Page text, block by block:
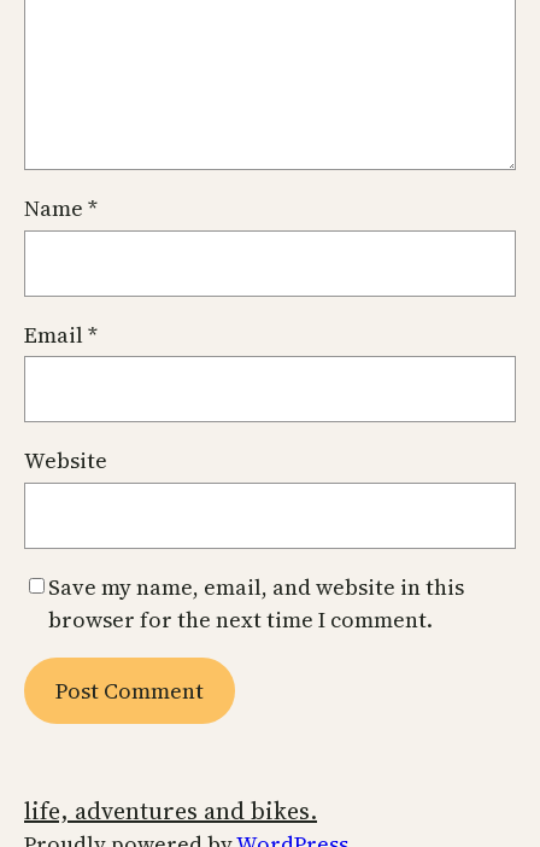
Name *
Email*
Website
Save my name, email, and website in this
browser for the next time I comment.
life, adventures and bikes.